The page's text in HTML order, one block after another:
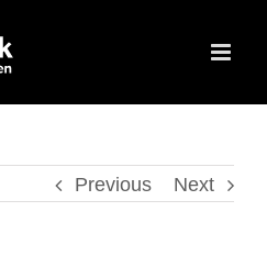
Previous Next